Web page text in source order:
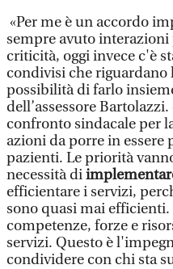
«Per me è un accordo
sempre avuto
criticità, oggi invece c'è
condivisi che riguardano
possibilità di farlo
dell’assessore
confronto sindacale per
azioni da porre in essere
pazienti. Le priorità
necessità di
efficientare i servizi,
sono quasi mai
competenze, forze e
servizi. Questo è
condividere con chi sta